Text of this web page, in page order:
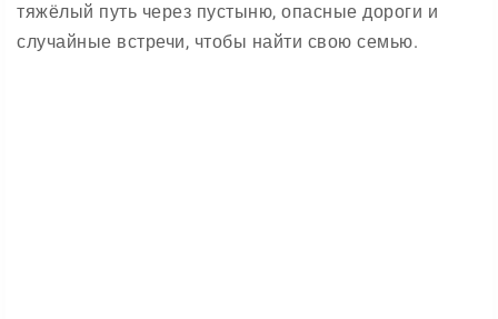
тяжёлый путь через пустыню, опасные дороги и
случайные встречи, чтобы найти свою семью.